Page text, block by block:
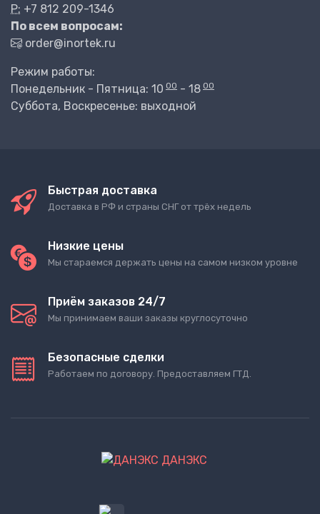
P: +7 812 209-1346
По всем вопросам:
order@inortek.ru
Режим работы:
Понедельник - Пятница: 10 00 - 18 00
Суббота, Воскресенье: выходной
Быстрая доставка
Доставка в РФ и страны СНГ от трёх недель
Низкие цены
Мы стараемся держать цены на самом низком уровне
Приём заказов 24/7
Мы принимаем ваши заказы круглосуточно
Безопасные сделки
Работаем по договору. Предоставляем ГТД.
ДАНЭКС